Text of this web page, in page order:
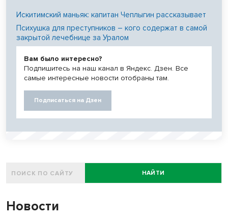
Искитимский маньяк: капитан Чеплыгин рассказывает
Психушка для преступников – кого содержат в самой
закрытой лечебнице за Уралом
Вам было интересно?
Подпишитесь на наш канал в Яндекс. Дзен. Все
самые интересные новости отобраны там.
Подписаться на Дзен
НАЙТИ
Новости